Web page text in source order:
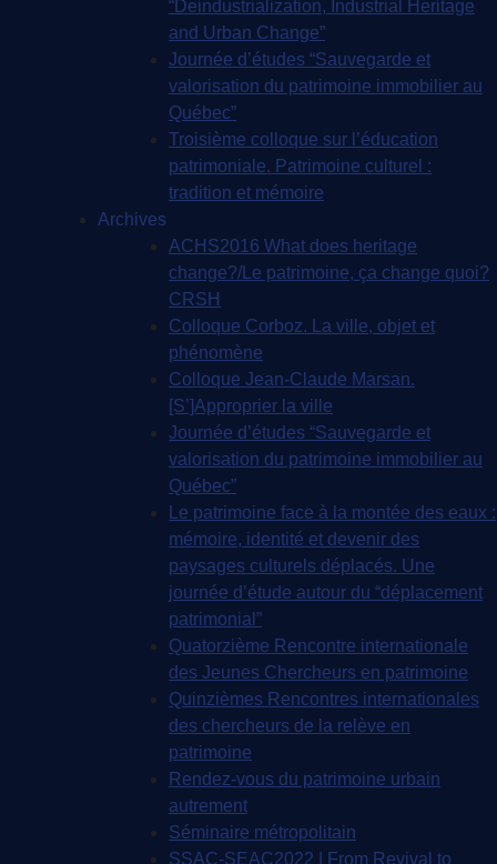
“Deindustrialization, Industrial Heritage
and Urban Change”
Journée d’études “Sauvegarde et
valorisation du patrimoine immobilier au
Québec”
Troisième colloque sur l’éducation
patrimoniale. Patrimoine culturel :
tradition et mémoire
Archives
ACHS2016 What does heritage
change?/Le patrimoine, ça change quoi?
CRSH
Colloque Corboz. La ville, objet et
phénomène
Colloque Jean-Claude Marsan.
[S’]Approprier la ville
Journée d’études “Sauvegarde et
valorisation du patrimoine immobilier au
Québec”
Le patrimoine face à la montée des eaux :
mémoire, identité et devenir des
paysages culturels déplacés. Une
journée d’étude autour du “déplacement
patrimonial”
Quatorzième Rencontre internationale
des Jeunes Chercheurs en patrimoine
Quinzièmes Rencontres internationales
des chercheurs de la relève en
patrimoine
Rendez-vous du patrimoine urbain
autrement
Séminaire métropolitain
SSAC-SEAC2022 | From Revival to